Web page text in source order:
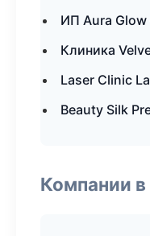
ИП Aura
Клиника
Laser Clinic
Beauty Silk
Компании